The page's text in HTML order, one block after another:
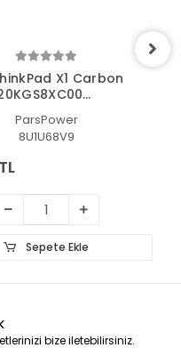
X1 Carbon
Jack
ParsPower
8U1U68V9
Sepete Ekle
bize iletebilirsiniz.